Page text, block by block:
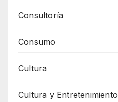
Consultoría
Consumo
Cultura
Cultura y Entretenimiento